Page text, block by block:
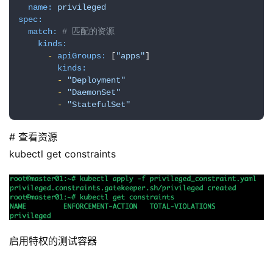
name:
privileged
spec:
match:
# 匹配的资源
kinds:
-
apiGroups: ["apps"]
kinds:
-
"Deployment"
-
"DaemonSet"
-
"StatefulSet"
# 查看资源
kubectl get constraints
启用特权的测试容器